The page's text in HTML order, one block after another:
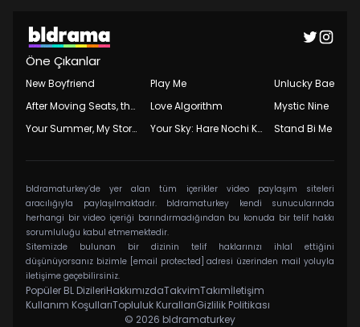
Öne Çıkanlar
New Boyfriend
After Moving Seats, the Boy Behind Me Has a Crush on Me
Your Summer, My Storm
Play Me
Love Algorithm
Your Sky: Hare Nochi Koi
Unlucky Bae
Mystic Nine
Stand Bi Me
bldramaturkey’de yer alan tüm içerikler video paylaşım siteleri
aracılığıyla paylaşılmaktadır. bldramaturkey kendi sunucularında
herhangi bir video içeriği barındırmadığından bu konuda bir telif hakkı
sorumluluğu kabul etmemektedir.
Sitemizde bulunan bir dizinin telif haklarınızı ihlal ettiğini
düşünüyorsanız bizimle [email protected] adresi üzerinden mail yoluyla
iletişime geçebilirsiniz.
Popüler BL DizileriHakkımızdaTakvimTakımİletişim
Kullanım KoşullarıTopluluk KurallarıGizlilik Politikası
© 2026 bldramaturkey